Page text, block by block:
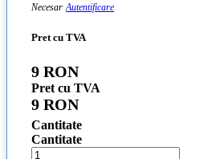
Necesar Autentificare
Pret cu TVA
9 RON
Pret cu TVA
9 RON
Cantitate
Cantitate